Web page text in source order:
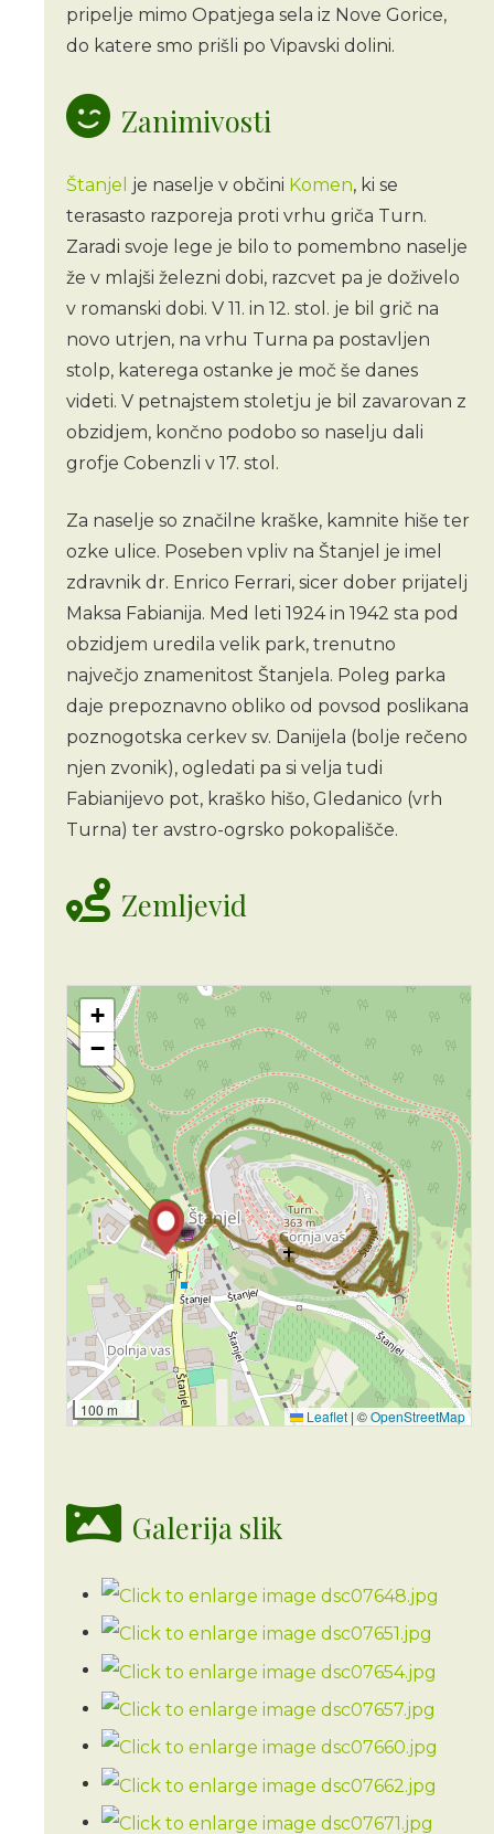
pripelje mimo Opatjega sela iz Nove Gorice,
do katere smo prišli po Vipavski dolini.
Zanimivosti
Štanjel je naselje v občini Komen, ki se
terasasto razporeja proti vrhu griča Turn.
Zaradi svoje lege je bilo to pomembno naselje
že v mlajši železni dobi, razcvet pa je doživelo
v romanski dobi. V 11. in 12. stol. je bil grič na
novo utrjen, na vrhu Turna pa postavljen
stolp, katerega ostanke je moč še danes
videti. V petnajstem stoletju je bil zavarovan z
obzidjem, končno podobo so naselju dali
grofje Cobenzli v 17. stol.
Za naselje so značilne kraške, kamnite hiše ter
ozke ulice. Poseben vpliv na Štanjel je imel
zdravnik dr. Enrico Ferrari, sicer dober prijatelj
Maksa Fabianija. Med leti 1924 in 1942 sta pod
obzidjem uredila velik park, trenutno
največjo znamenitost Štanjela. Poleg parka
daje prepoznavno obliko od povsod poslikana
poznogotska cerkev sv. Danijela (bolje rečeno
njen zvonik), ogledati pa si velja tudi
Fabianijevo pot, kraško hišo, Gledanico (vrh
Turna) ter avstro-ogrsko pokopališče.
Zemljevid
+
−
100 m Leaflet | ©OpenStreetMap
Galerija slik